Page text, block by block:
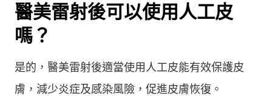
醫美雷射後可以使用人工皮
嗎？
是的，醫美雷射後適當使用人工皮能有效保護皮
膚，減少炎症及感染風險，促進皮膚恢復。